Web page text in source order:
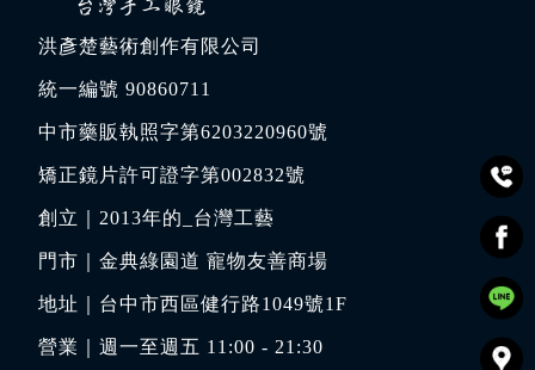
洪彥楚藝術創作有限公司
統一編號 90860711
中市藥販執照字第6203220960號
矯正鏡片許可證字第002832號
創立｜2013年的_台灣工藝
門市｜金典綠園道 寵物友善商場
地址｜ 台中市西區健行路1049號1F
營業｜週一至週五 11:00 - 21:30